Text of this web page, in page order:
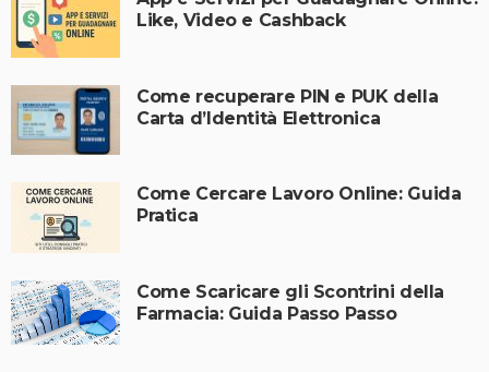
Like, Video e Cashback
Come recuperare PIN e PUK della
Carta d’Identità Elettronica
Come Cercare Lavoro Online: Guida
Pratica
Come Scaricare gli Scontrini della
Farmacia: Guida Passo Passo